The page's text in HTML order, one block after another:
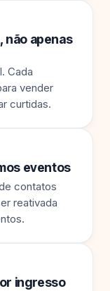
não apenas
Cada
vender
curtidas.
eventos
contatos
reativada
ingresso